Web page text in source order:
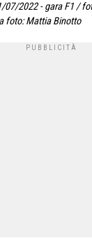
07/2022 - gara F1 /
foto: Mattia Binotto